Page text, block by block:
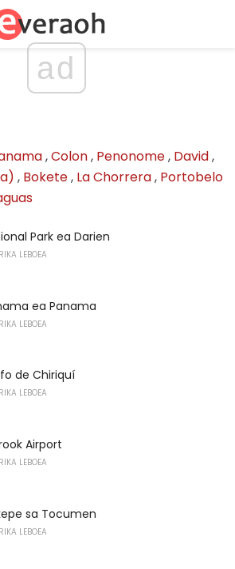
ad
,Colon, Penonome, David,
, Bokete, La Chorrera, Portobelo
Park ea Darien
LEBOEA
ea Panama
LEBOEA
de Chiriquí
LEBOEA
Airport
LEBOEA
sa Tocumen
LEBOEA